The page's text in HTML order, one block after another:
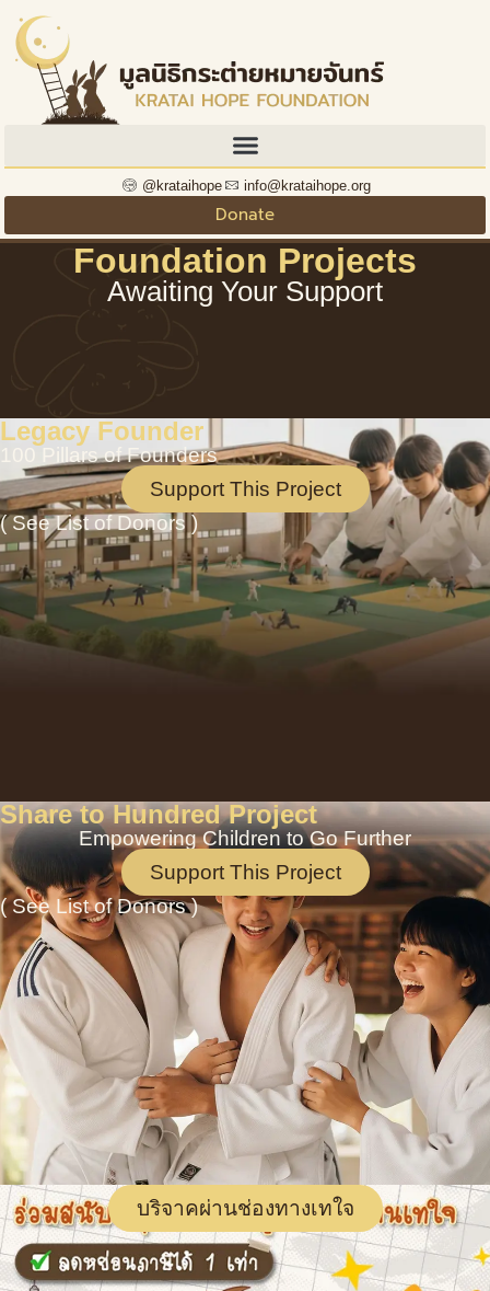
@krataihope info@krataihope.org
Donate
Foundation Projects
Awaiting Your Support
Legacy Founder
100 Pillars of Founders
Support This Project
( See List of Donors )
Share to Hundred Project
Empowering Children to Go Further
Support This Project
( See List of Donors )
บริจาคผ่านช่องทางเทใจ